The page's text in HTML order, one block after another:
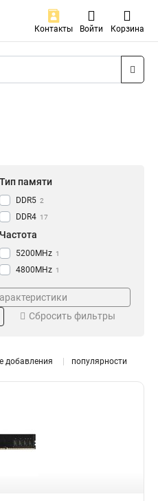
Контакты Войти Корзина
Тип памяти
DDR5 2
DDR4 17
Частота
5200MHz 1
4800MHz 1
3200MHz 5
2400MHz 5
2666MHz 7
Сбросить фильтры
добавления популярности